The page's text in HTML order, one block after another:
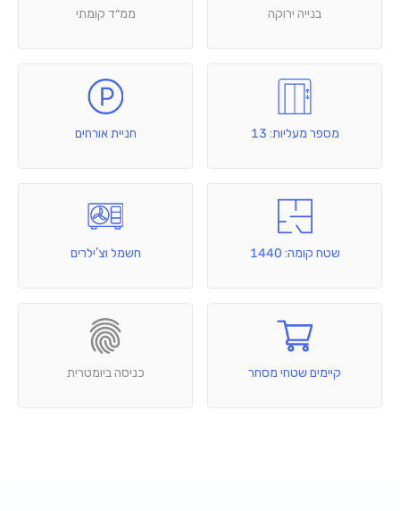
בנייה ירוקה ממ״ד קומתי
מספר מעליות: 13 חניית אורחים
שטח קומה: 1440 חשמל וצ'ילרים
קיימים שטחי מסחר כניסה ביומטרית